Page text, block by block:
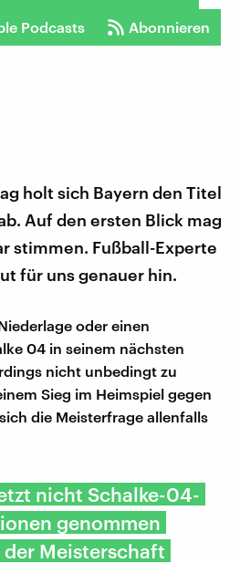
Podcasts Abonnieren
holt sich Bayern den Titel
Auf den ersten Blick mag
stimmen. Fußball-Experte
für uns genauer hin.
oder einen
04 in seinem nächsten
nicht unbedingt zu
Sieg im Heimspiel gegen
die Meisterfrage allenfalls
nicht Schalke-04-
genommen
Meisterschaft